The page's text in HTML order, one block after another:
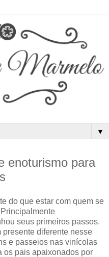
▼
enoturismo para
do que estar com quem se
seus primeiros passos.
presente diferente nesse
e passeios nas vinícolas
os pais apaixonados por